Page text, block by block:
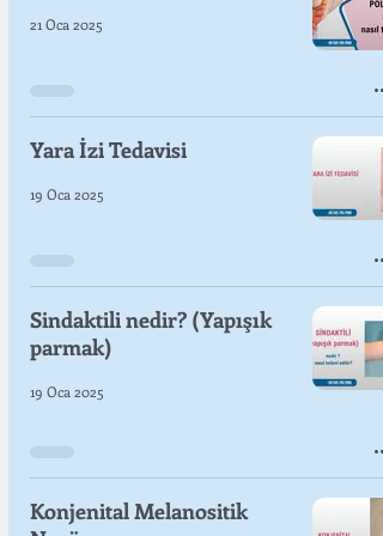
21 Oca 2025
Yara İzi Tedavisi
19 Oca 2025
Sindaktili nedir? (Yapışık
parmak)
19 Oca 2025
Konjenital Melanositik